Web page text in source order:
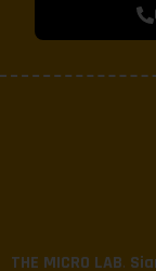
THE MICRO LAB.